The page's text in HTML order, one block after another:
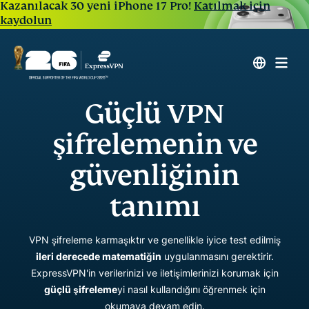
Kazanılacak 30 yeni iPhone 17 Pro! Katılmak için
kaydolun
Güçlü VPN
şifrelemenin ve
güvenliğinin
tanımı
VPN şifreleme karmaşıktır ve genellikle iyice test edilmiş
ileri derecede matematiğin uygulanmasını gerektirir.
ExpressVPN'in verilerinizi ve iletişimlerinizi korumak için
güçlü şifrelemeyi nasıl kullandığını öğrenmek için
okumaya devam edin.